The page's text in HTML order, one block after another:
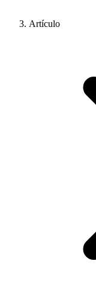
Artículo